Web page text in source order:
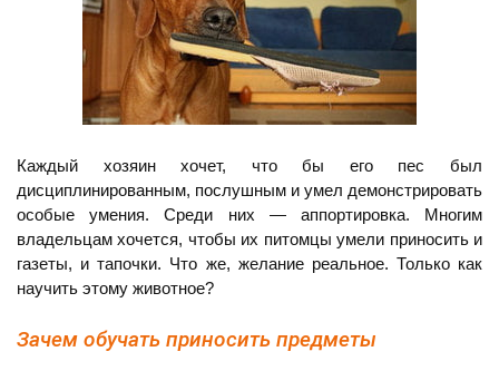
Каждый хозяин хочет, что бы его пес был
дисциплинированным, послушным и умел демонстрировать
особые умения. Среди них — аппортировка. Многим
владельцам хочется, чтобы их питомцы умели приносить и
газеты, и тапочки. Что же, желание реальное. Только как
научить этому животное?
Зачем обучать приносить предметы